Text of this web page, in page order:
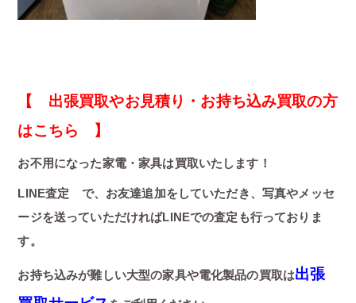
【 出張買取やお見積り・お持ち込み買取の方
はこちら 】
お不用になった家電・家具は買取いたします！
LINE査定 で、お友達追加をしていただき、写真やメッセ
ージを送っていただければLINEでの査定も行っておりま
す。
お持ち込みが難しい大型の家具や電化製品の買取は出張